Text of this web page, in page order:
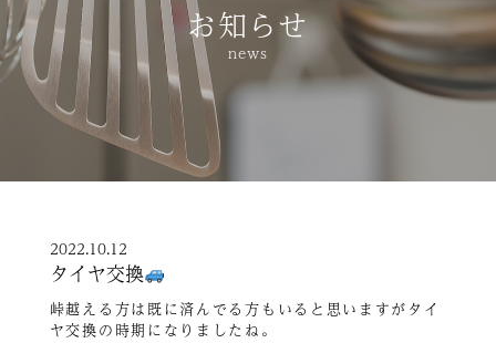
お知らせ
news
2022.10.12
タイヤ交換
峠越える方は既に済んでる方もいると思いますがタイ
ヤ交換の時期になりましたね。